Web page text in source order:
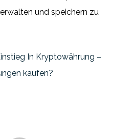
und speichern zu
In Kryptowährung –
kaufen?